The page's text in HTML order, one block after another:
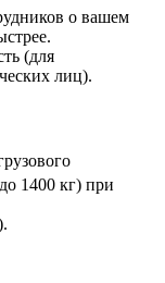
о вашем
(для
лиц).
1400 кг) при